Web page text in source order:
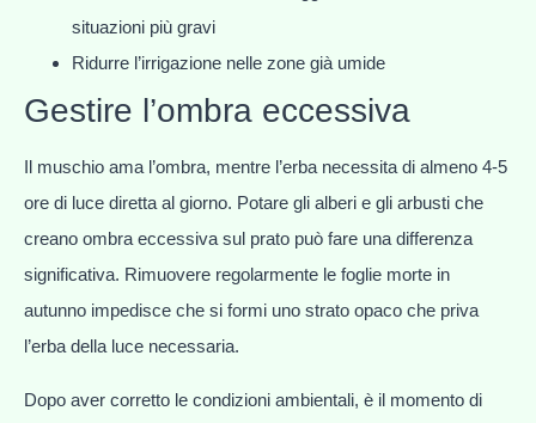
situazioni più gravi
Ridurre l’irrigazione nelle zone già umide
Gestire l’ombra eccessiva
Il muschio ama l’ombra, mentre l’erba necessita di almeno 4-5
ore di luce diretta al giorno. Potare gli alberi e gli arbusti che
creano ombra eccessiva sul prato può fare una differenza
significativa. Rimuovere regolarmente le foglie morte in
autunno impedisce che si formi uno strato opaco che priva
l’erba della luce necessaria.
Dopo aver corretto le condizioni ambientali, è il momento di